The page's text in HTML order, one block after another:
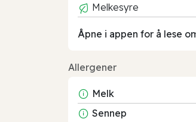
Melkesyre
Åpne i appen for å lese
Allergener
Melk
Sennep